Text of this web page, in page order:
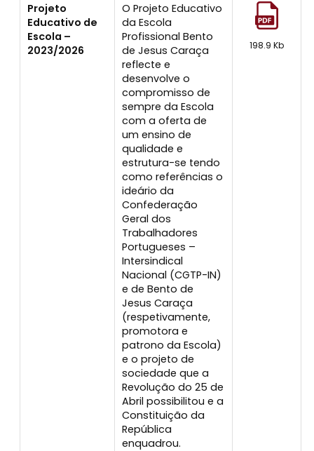
Projeto
Educativo de
Escola –
2023/2026
O Projeto Educativo
da Escola
Profissional Bento
de Jesus Caraça
reflecte e
desenvolve o
compromisso de
sempre da Escola
com a oferta de
um ensino de
qualidade e
estrutura-se tendo
como referências o
ideário da
Confederação
Geral dos
Trabalhadores
Portugueses –
Intersindical
Nacional (CGTP-IN)
e de Bento de
Jesus Caraça
(respetivamente,
promotora e
patrono da Escola)
e o projeto de
sociedade que a
Revolução do 25 de
Abril possibilitou e a
Constituição da
República
enquadrou.
198.9 Kb